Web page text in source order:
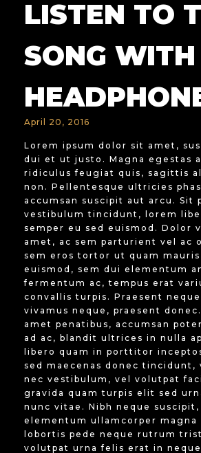
LISTEN TO
SONG WITH
April 20, 2016
Lorem ipsum dolor sit amet,
dui et ut justo. Magna egestas
ridiculus feugiat quis, sagittis
non. Pellentesque ultricies
accumsan suscipit aut arcu. Sit
vestibulum tincidunt, lorem
semper eu sed euismod. Dolor
amet, ac sem parturient vel ac
sem eros tortor ut quam
euismod, sem dui elementum
fermentum ac, tempus erat
convallis turpis. Praesent
vivamus neque, praesent
amet penatibus, accumsan
ad ac, blandit ultrices in nulla
libero quam in porttitor
sed maecenas donec tincidunt,
nec vestibulum, vel volutpat
gravida quam turpis elit sed
nunc vitae. Nibh neque
elementum ullamcorper
lobortis pede neque rutrum
volutpat urna felis erat in